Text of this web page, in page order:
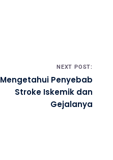
NEXT POST:
Mengetahui Penyebab
Stroke Iskemik dan
Gejalanya